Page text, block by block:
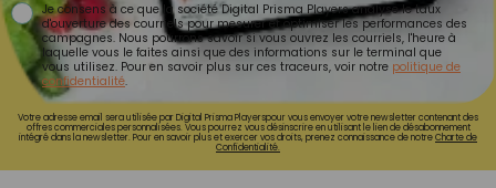
Je consens à ce que la société Digital Prisma Players analyse le taux
d'ouverture des courriels pour mesurer et optimiser les performances des
campagnes. Nous pourrons savoir si vous ouvrez les courriels, l'heure à
laquelle vous le faites ainsi que des informations sur le terminal que
vous utilisez. Pour en savoir plus sur ces traceurs, voir notre politique de
confidentialité.
Votre adresse email sera utilisée par Digital Prisma Playerspour vous envoyer votre newsletter contenant des
offres commerciales personnalisées. Vous pourrez vous désinscrire en utilisant le lien de désabonnement
intégré dans la newsletter. Pour en savoir plus et exercer vos droits, prenez connaissance de notreCharte de
Confidentialité.